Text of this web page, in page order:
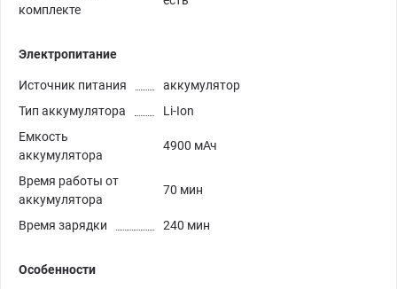
комплекте
Электропитание
Источник питания
аккумулятор
Тип аккумулятора
Li-Ion
Емкость
аккумулятора
4900 мАч
Время работы от
аккумулятора
70 мин
Время зарядки 240 мин
Особенности